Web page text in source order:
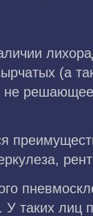
(а
таких